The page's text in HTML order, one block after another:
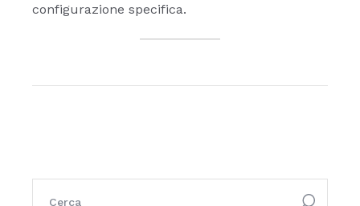
configurazione specifica.
ricerca: